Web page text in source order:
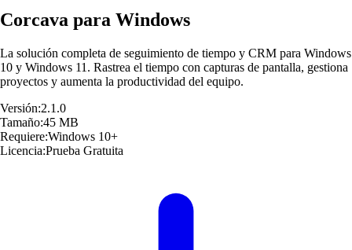
Corcava para Windows
La solución completa de seguimiento de tiempo y CRM para Windows
10 y Windows 11. Rastrea el tiempo con capturas de pantalla, gestiona
proyectos y aumenta la productividad del equipo.
Versión:2.1.0
Tamaño:45 MB
Requiere:Windows 10+
Licencia:Prueba Gratuita